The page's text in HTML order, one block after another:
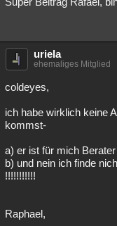
uriela
ehemaliges Mitglied
coldeyes,
ich habe wirklich keine
kommst-
a) er ist für mich
b) und nein ich finde
!!!!!!!!!!!
Raphael,